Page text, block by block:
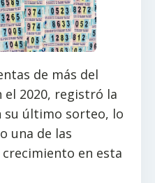
de más del
el 2020, registró la
su último sorteo, lo
una de las
en esta